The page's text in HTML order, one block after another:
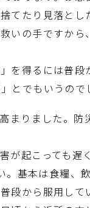
たり見落とし
いの手ですから
得るには普段
とでもいうので
まりました。防
が起こっても遅
基本は食糧、飲
段から服用して